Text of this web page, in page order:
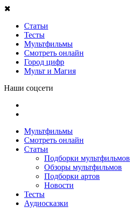
✖
Статьи
Тесты
Мультфильмы
Смотреть онлайн
Город цифр
Мульт и Магия
Наши соцсети
Мультфильмы
Смотреть онлайн
Статьи
Подборки мультфильмов
Обзоры мультфильмов
Подборки артов
Новости
Тесты
Аудиосказки